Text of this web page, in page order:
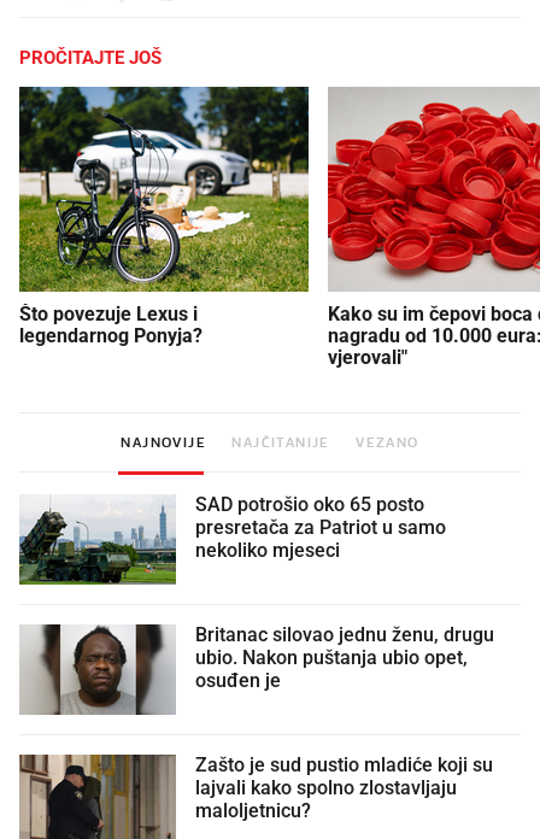
PROČITAJTE JOŠ
Što povezuje Lexus i
legendarnog Ponyja?
Kako su im čepovi boca
nagradu od 10.000
vjerovali"
NAJNOVIJE NAJČITANIJE VEZANO
SAD potrošio oko 65 posto
presretača za Patriot u samo
nekoliko mjeseci
Britanac silovao jednu ženu, drugu
ubio. Nakon puštanja ubio opet,
osuđen je
Zašto je sud pustio mladiće koji su
lajvali kako spolno zlostavljaju
maloljetnicu?